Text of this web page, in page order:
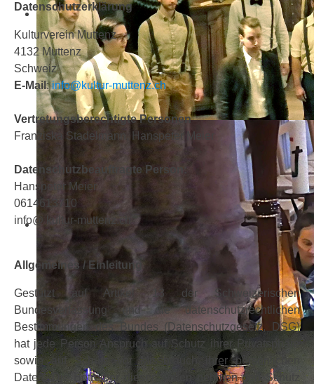
Datenschutzerklärung
Kulturverein Muttenz
4132 Muttenz
Schweiz
E-Mail:info@kultur-muttenz.ch
Vertretungsberechtigte Personen
Franziska Stadelmann, Hanspeter Meier
Datenschutzbeauftragte Person:
Hanspeter Meier
0614613710
info@ kultur-muttenz.ch
Allgemeines / Einleitung
Gestützt auf Artikel 13 der Schweizerischen
Bundesverfassung und die datenschutzrechtlichen
Bestimmungen des Bundes (Datenschutzgesetz, DSG)
hat jede Person Anspruch auf Schutz ihrer Privatsphäre
sowie auf Schutz vor Missbrauch ihrer persönlichen
Daten. Die Betreiber dieser Seiten nehmen den Schutz